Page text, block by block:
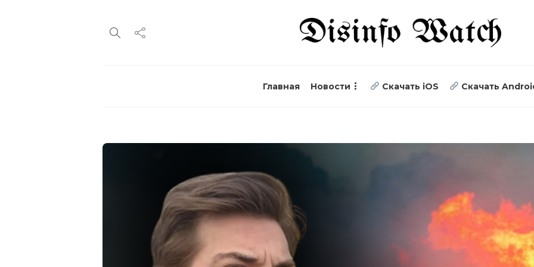
Главная Новости Скачать iOS Скачать